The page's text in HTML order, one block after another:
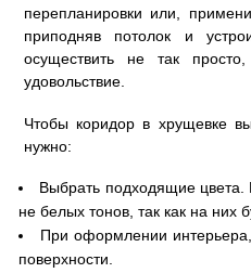
перепланировки или,
приподняв потолок и
осуществить не так
удовольствие.
Чтобы коридор в хрущевке
нужно:
Выбрать подходящие
не белых тонов, так как на них
При оформлении
поверхности.